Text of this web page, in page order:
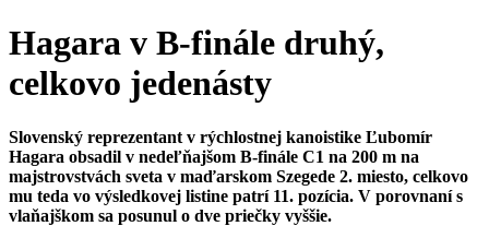
Hagara v B-finále druhý,
celkovo jedenásty
Slovenský reprezentant v rýchlostnej kanoistike Ľubomír
Hagara obsadil v nedeľňajšom B-finále C1 na 200 m na
majstrovstvách sveta v maďarskom Szegede 2. miesto, celkovo
mu teda vo výsledkovej listine patrí 11. pozícia. V porovnaní s
vlaňajškom sa posunul o dve priečky vyššie.